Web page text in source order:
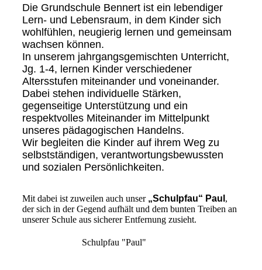
Die Grundschule Bennert ist ein lebendiger
Lern- und Lebensraum, in dem Kinder sich
wohlfühlen, neugierig lernen und gemeinsam
wachsen können.
In unserem jahrgangsgemischten Unterricht,
Jg. 1-4, lernen Kinder verschiedener
Altersstufen miteinander und voneinander.
Dabei stehen individuelle Stärken,
gegenseitige Unterstützung und ein
respektvolles Miteinander im Mittelpunkt
unseres pädagogischen Handelns.
Wir begleiten die Kinder auf ihrem Weg zu
selbstständigen, verantwortungsbewussten
und sozialen Persönlichkeiten.
Mit dabei ist zuweilen auch unser „Schulpfau“ Paul ,
der sich in der Gegend aufhält und dem bunten Treiben an
unserer Schule aus sicherer Entfernung zusieht.
Schulpfau "Paul"